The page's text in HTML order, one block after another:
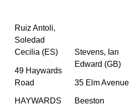
Ruiz Antoli,
Soledad
Cecilia (ES)
49 Haywards
Road
HAYWARDS
Stevens, Ian
Edward (GB)
35 Elm Avenue
Beeston